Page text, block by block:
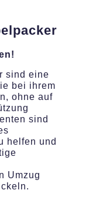
sind eine
bei ihrem
ohne auf
sind
helfen und
Umzug